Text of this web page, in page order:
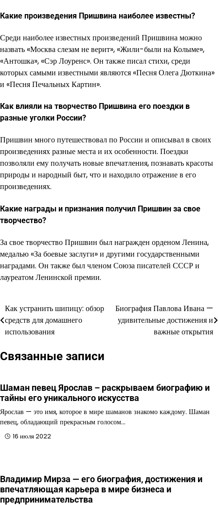
Какие произведения Пришвина наиболее известны?
Среди наиболее известных произведений Пришвина можно
назвать «Москва слезам не верит», «Жили-были на Колыме»,
«Антошка», «Сэр Лоуренс». Он также писал стихи, среди
которых самыми известными являются «Песня Олега Дюткина»
и «Песня Печальных Картин».
Как влияли на творчество Пришвина его поездки в
разные уголки России?
Пришвин много путешествовал по России и описывал в своих
произведениях разные места и их особенности. Поездки
позволяли ему получать новые впечатления, познавать красоты
природы и народный быт, что и находило отражение в его
произведениях.
Какие награды и признания получил Пришвин за свое
творчество?
За свое творчество Пришвин был награжден орденом Ленина,
медалью «За боевые заслуги» и другими государственными
наградами. Он также был членом Союза писателей СССР и
лауреатом Ленинской премии.
Навигация
по
Как устранить шипицу: обзор
средств для домашнего
использования
Биография Павлова Ивана —
удивительные достижения и
важные открытия
Связанные записи
Шаман певец Ярослав – раскрываем биографию и
тайны его уникального искусства
Ярослав — это имя, которое в мире шаманов знакомо каждому. Шаман
певец, обладающий прекрасным голосом…
16 июля 2022
Владимир Мирза — его биография, достижения и
впечатляющая карьера в мире бизнеса и
предпринимательства